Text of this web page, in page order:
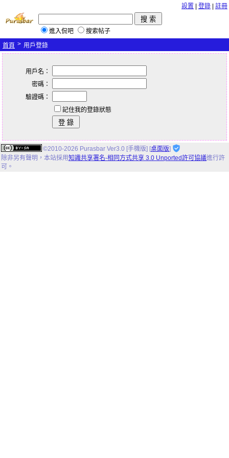
設置 登錄 註冊
進入侃吧
搜索帖子
首頁 > 用戶登錄
用戶名：
密碼：
驗證碼：
記住我的登錄狀態
©2010-2026 Purasbar Ver3.0 [手機版] [桌面版]
除非另有聲明， 本站採用知識共享署名-相同方式共享 3.0 Unported許可協議進行許
可。